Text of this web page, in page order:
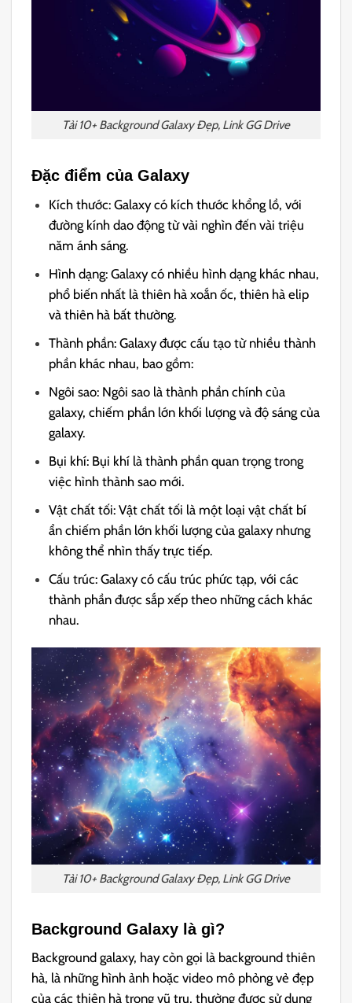
Tải 10+ Background Galaxy Đẹp, Link GG Drive
Đặc điểm của Galaxy
Kích thước: Galaxy có kích thước khổng lồ, với
đường kính dao động từ vài nghìn đến vài triệu
năm ánh sáng.
Hình dạng: Galaxy có nhiều hình dạng khác nhau,
phổ biến nhất là thiên hà xoắn ốc, thiên hà elip
và thiên hà bất thường.
Thành phần: Galaxy được cấu tạo từ nhiều thành
phần khác nhau, bao gồm:
Ngôi sao: Ngôi sao là thành phần chính của
galaxy, chiếm phần lớn khối lượng và độ sáng của
galaxy.
Bụi khí: Bụi khí là thành phần quan trọng trong
việc hình thành sao mới.
Vật chất tối: Vật chất tối là một loại vật chất bí
ẩn chiếm phần lớn khối lượng của galaxy nhưng
không thể nhìn thấy trực tiếp.
Cấu trúc: Galaxy có cấu trúc phức tạp, với các
thành phần được sắp xếp theo những cách khác
nhau.
Tải 10+ Background Galaxy Đẹp, Link GG Drive
Background Galaxy là gì?
Background galaxy, hay còn gọi là background thiên
hà, là những hình ảnh hoặc video mô phỏng vẻ đẹp
của các thiên hà trong vũ trụ, thường được sử dụng